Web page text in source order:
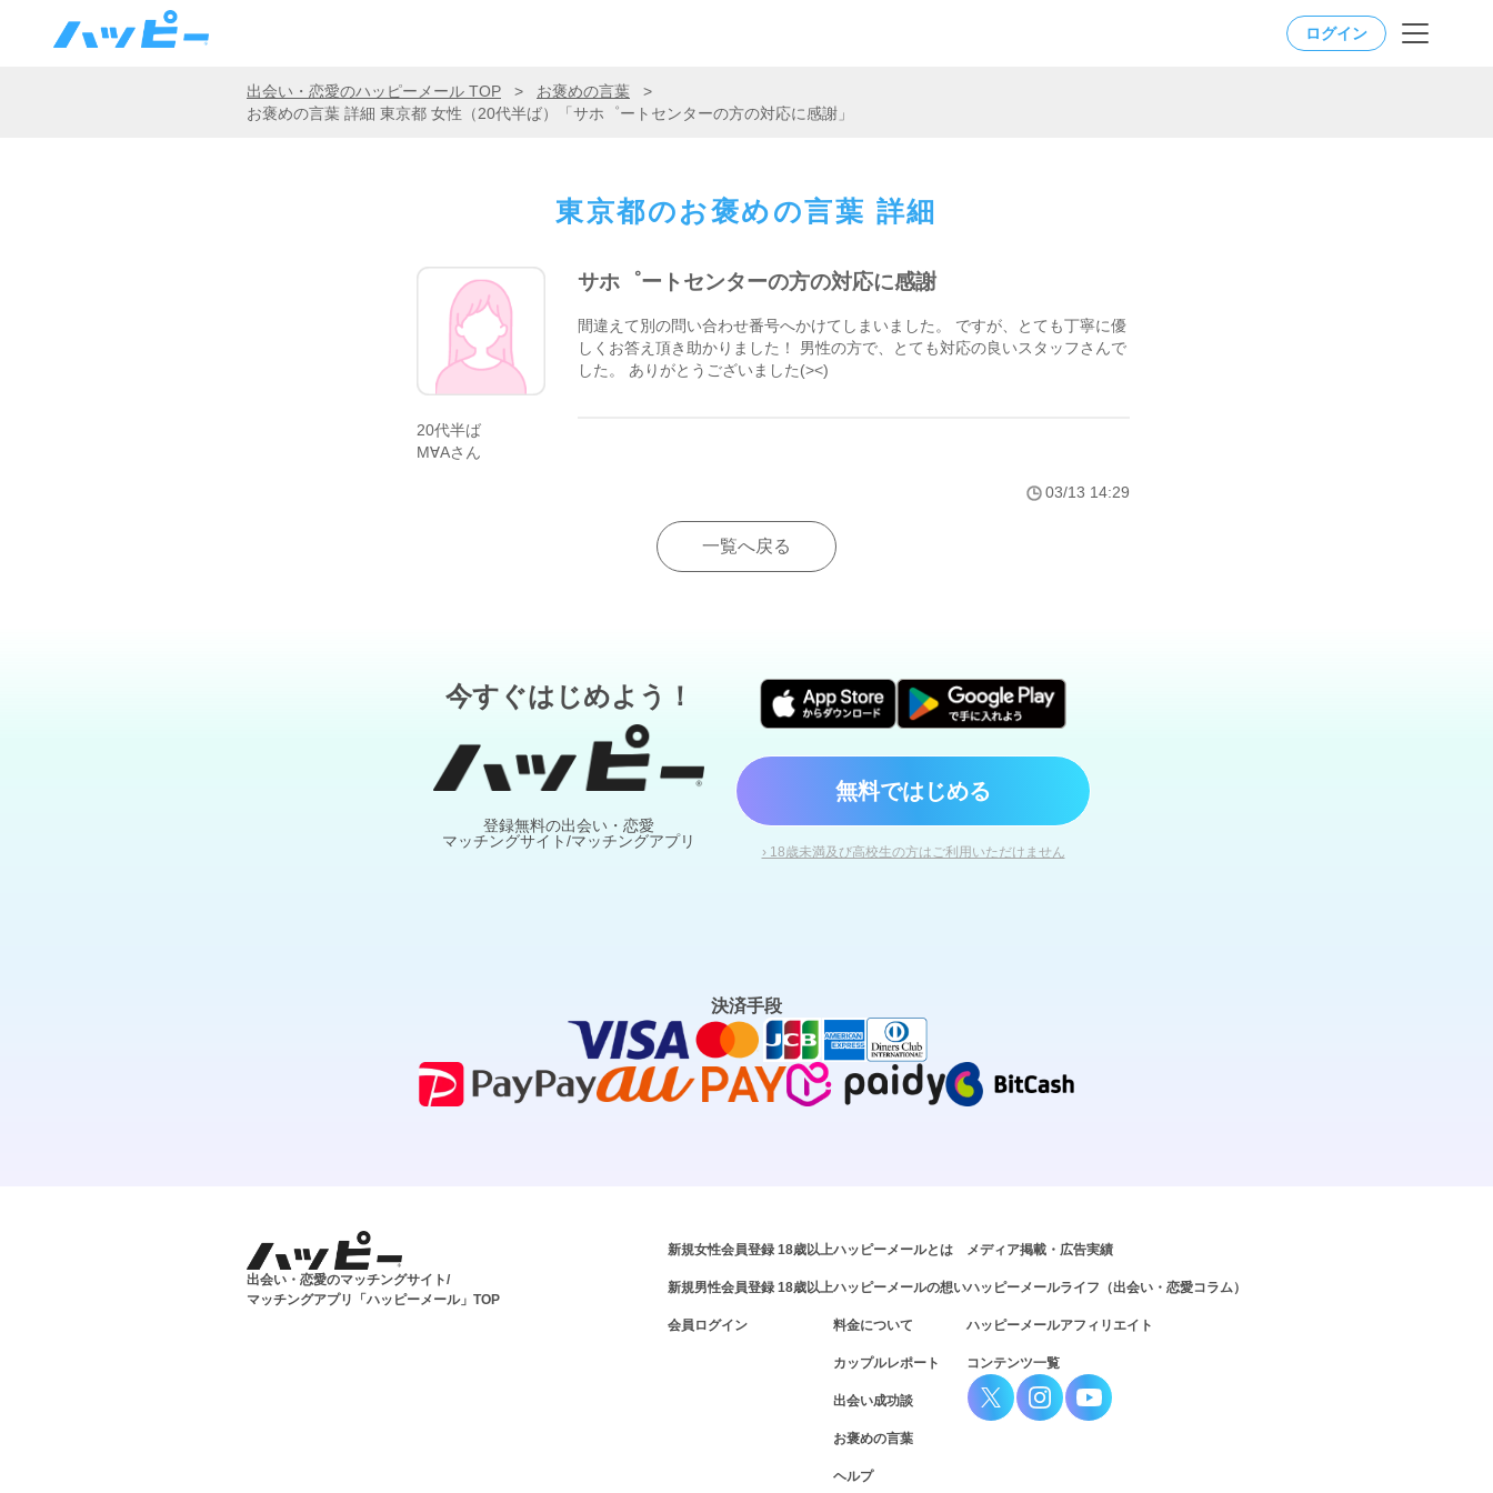
ログイン
出会い・恋愛のハッピーメール TOP > お褒めの言葉
>
お褒めの言葉 詳細 東京都 女性（20代半ば）「サホ゜ートセンターの方の対応に感謝」
東京都のお褒めの言葉 詳細
20代半ば
M∀Aさん
サホ゜ートセンターの方の対応に感謝
間違えて別の問い合わせ番号へかけてしまいました。 ですが、とても丁寧に優
しくお答え頂き助かりました！ 男性の方で、とても対応の良いスタッフさんで
した。 ありがとうございました(><)
03/13 14:29
一覧へ戻る
今すぐはじめよう！
登録無料の出会い・恋愛
マッチングサイト/マッチングアプリ
無料ではじめる
› 18歳未満及び高校生の方はご利用いただけません
決済手段
出会い・恋愛のマッチングサイト/
マッチングアプリ「ハッピーメール」TOP
新規女性会員登録 18歳以上
新規男性会員登録 18歳以上
会員ログイン
ハッピーメールとは
ハッピーメールの想い
料金について
カップルレポート
出会い成功談
お褒めの言葉
ヘルプ
メディア掲載・広告実績
ハッピーメールライフ（出会い・恋愛コラム）
ハッピーメールアフィリエイト
コンテンツ一覧